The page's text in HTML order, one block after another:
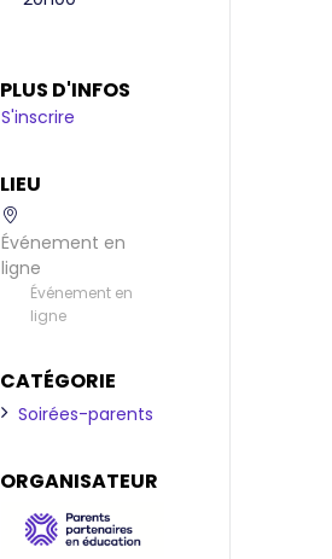
PLUS D'INFOS
S'inscrire
LIEU
Événement en
ligne
Événement en
ligne
CATÉGORIE
Soirées-parents
ORGANISATEUR